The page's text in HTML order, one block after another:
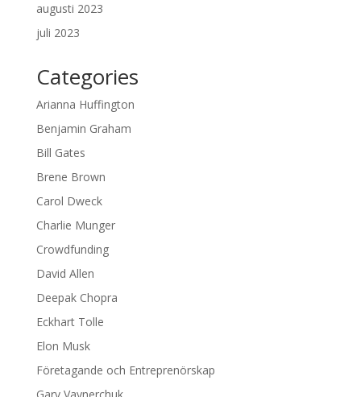
augusti 2023
juli 2023
Categories
Arianna Huffington
Benjamin Graham
Bill Gates
Brene Brown
Carol Dweck
Charlie Munger
Crowdfunding
David Allen
Deepak Chopra
Eckhart Tolle
Elon Musk
Företagande och Entreprenörskap